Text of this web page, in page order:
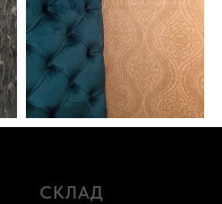
СКЛАД